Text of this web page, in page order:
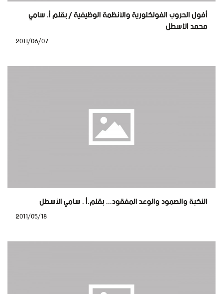
أفول الحروب الفولكلورية والأنظمة الوظيفية / بقلم أ. سامي
محمد الأسطل
النكبة والصمود والوعد المفقود... بقلم.أ . سامي الأسطل